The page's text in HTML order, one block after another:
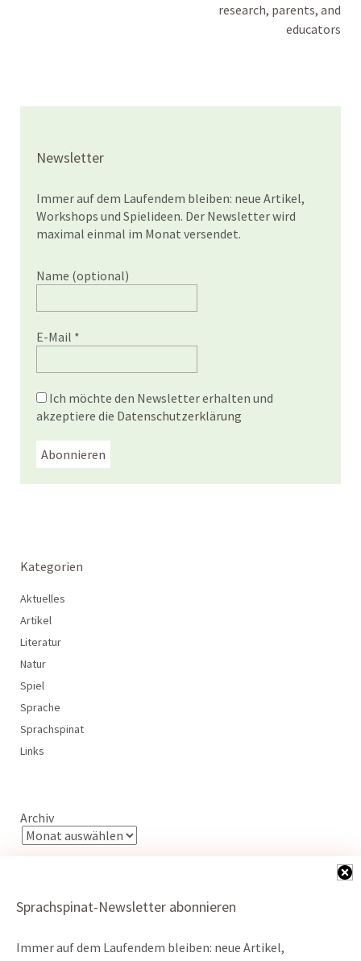
Sprachspinat-Newsletter abonnieren
Immer auf dem Laufendem bleiben: neue Artikel,
research, parents, and
educators
Newsletter
Immer auf dem Laufendem bleiben: neue Artikel,
Workshops und Spielideen. Der Newsletter wird
maximal einmal im Monat versendet.
Name (optional)
E-Mail *
Ich möchte den Newsletter erhalten und
akzeptiere die Datenschutzerklärung
Kategorien
Aktuelles
Artikel
Literatur
Natur
Spiel
Sprache
Sprachspinat
Links
Archiv
Kontakt